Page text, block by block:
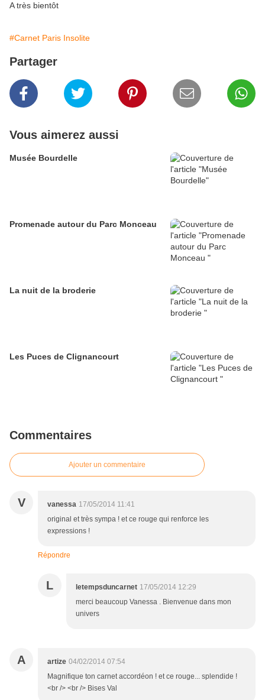
A très bientôt
#Carnet Paris Insolite
Partager
Vous aimerez aussi
Musée Bourdelle
Promenade autour du Parc Monceau
La nuit de la broderie
Les Puces de Clignancourt
Commentaires
Ajouter un commentaire
V vanessa 17/05/2014 11:41
original et très sympa ! et ce rouge qui renforce les
expressions !
Répondre
L letempsduncarnet 17/05/2014 12:29
merci beaucoup Vanessa . Bienvenue dans mon
univers
A artize 04/02/2014 07:54
Magnifique ton carnet accordéon ! et ce rouge... splendide !
<br /> <br /> Bises Val